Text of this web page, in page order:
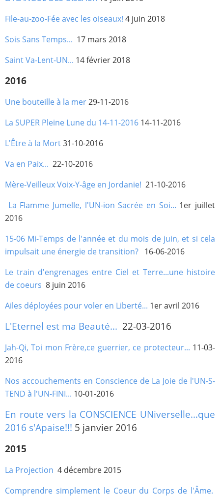
File-au-zoo-Fée avec les oiseaux! 4 juin 2018
Sois Sans Temps... 17 mars 2018
Saint Va-Lent-UN... 14 février 2018
2016
Une bouteille à la mer29-11-2016
La SUPER Pleine Lune du 14-11-2016 14-11-2016
L'Être à la Mort31-10-2016
Va en Paix... 22-10-2016
Mère-Veilleux Voix-Y-âge en Jordanie! 21-10-2016
La Flamme Jumelle, l'UN-ion Sacrée en Soi... 1er juillet
2016
15-06 Mi-Temps de l'année et du mois de juin, et si cela
impulsait une énergie de transition? 16-06-2016
Le train d'engrenages entre Ciel et Terre...une histoire
de coeurs 8 juin 2016
Ailes déployées pour voler en Liberté... 1er avril 2016
L'Eternel est ma Beauté... 22-03-2016
Jah-Qi, Toi mon Frère,ce guerrier, ce protecteur... 11-03-
2016
Nos accouchements en Conscience de La Joie de l'UN-S-
TEND à l'UN-FINI... 10-01-2016
En route vers la CONSCIENCE UNiverselle...que
2016 s'Apaise!!! 5 janvier 2016
2015
La Projection 4 décembre 2015
Comprendre simplement le Coeur du Corps de l'Âme.